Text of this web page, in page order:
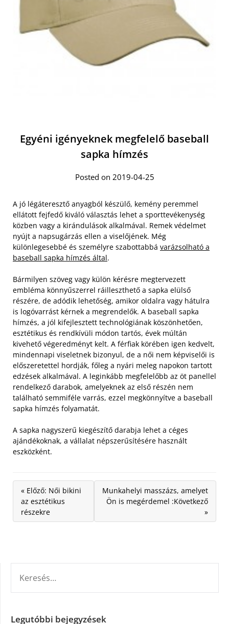
Egyéni igényeknek megfelelő baseball
sapka hímzés
Posted on 2019-04-25
A jó légáteresztő anyagból készülő, kemény peremmel
ellátott fejfedő kiváló választás lehet a sporttevékenység
közben vagy a kirándulások alkalmával. Remek védelmet
nyújt a napsugárzás ellen a viselőjének. Még
különlegesebbé és személyre szabottabbá varázsolható a
baseball sapka hímzés által.
Bármilyen szöveg vagy külön kérésre megtervezett
embléma könnyűszerrel ráilleszthető a sapka elülső
részére, de adódik lehetőség, amikor oldalra vagy hátulra
is logóvarrást kérnek a megrendelők. A baseball sapka
hímzés, a jól kifejlesztett technológiának köszönhetően,
esztétikus és rendkívüli módon tartós, évek múltán
kivehető végeredményt kelt. A férfiak körében igen kedvelt,
mindennapi viseletnek bizonyul, de a női nem képviselői is
előszeretettel hordják, főleg a nyári meleg napokon tartott
edzések alkalmával. A leginkább megfelelőbb az öt panellel
rendelkező darabok, amelyeknek az első részén nem
található semmiféle varrás, ezzel megkönnyítve a baseball
sapka hímzés folyamatát.
A sapka nagyszerű kiegészítő darabja lehet a céges
ajándékoknak, a vállalat népszerűsítésére használt
eszközként.
« Előző: Női bikini
az esztétikus
részekre
Munkahelyi masszázs, amelyet
Ön is megérdemel :Következő
»
Legutóbbi bejegyzések